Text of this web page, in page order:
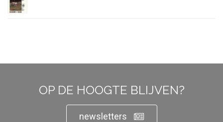
OP DE HOOGTE BLIJVEN?
newsletters